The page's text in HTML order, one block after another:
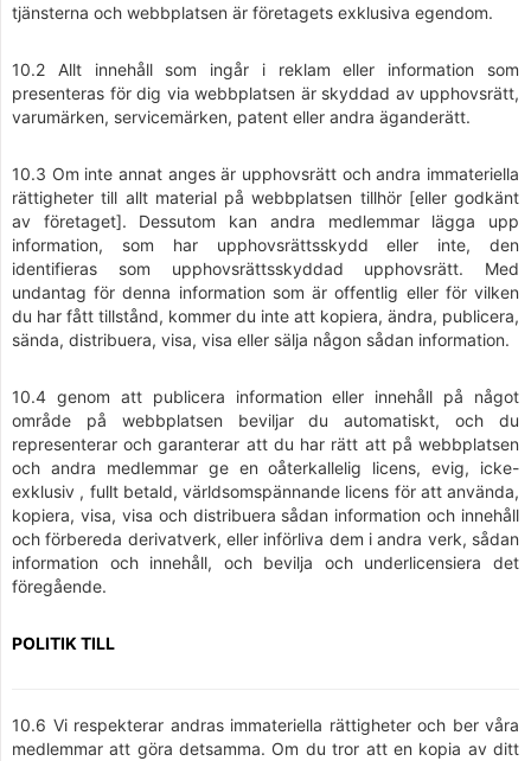
tjänsterna och webbplatsen är företagets exklusiva egendom.
10.2 Allt innehåll som ingår i reklam eller information som
presenteras för dig via webbplatsen är skyddad av upphovsrätt,
varumärken, servicemärken, patent eller andra äganderätt.
10.3 Om inte annat anges är upphovsrätt och andra immateriella
rättigheter till allt material på webbplatsen tillhör [eller godkänt
av företaget]. Dessutom kan andra medlemmar lägga upp
information, som har upphovsrättsskydd eller inte, den
identifieras som upphovsrättsskyddad upphovsrätt. Med
undantag för denna information som är offentlig eller för vilken
du har fått tillstånd, kommer du inte att kopiera, ändra, publicera,
sända, distribuera, visa, visa eller sälja någon sådan information.
10.4 genom att publicera information eller innehåll på något
område på webbplatsen beviljar du automatiskt, och du
representerar och garanterar att du har rätt att på webbplatsen
och andra medlemmar ge en oåterkallelig licens, evig, icke-
exklusiv , fullt betald, världsomspännande licens för att använda,
kopiera, visa, visa och distribuera sådan information och innehåll
och förbereda derivatverk, eller införliva dem i andra verk, sådan
information och innehåll, och bevilja och underlicensiera det
föregående.
POLITIK TILL
10.6 Vi respekterar andras immateriella rättigheter och ber våra
medlemmar att göra detsamma. Om du tror att en kopia av ditt